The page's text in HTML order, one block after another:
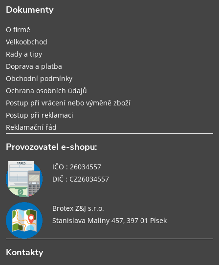
Dokumenty
O firmě
Velkoobchod
Rady a tipy
Doprava a platba
Obchodní podmínky
Ochrana osobních údajů
Postup při vrácení nebo výměně zboží
Postup při reklamaci
Reklamační řád
Provozovatel e-shopu:
IČO : 26034557
DIČ : CZ26034557
Brotex Z&J s.r.o.
Stanislava Maliny 457, 397 01 Písek
Kontakty